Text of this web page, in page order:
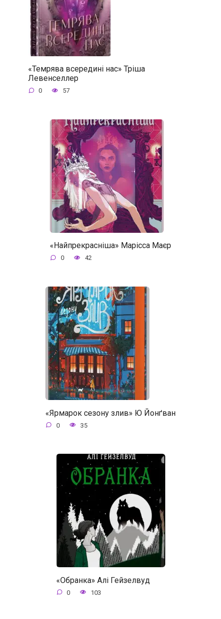
«Темрява всередині нас» Тріша
Левенселлер
0 57
«Найпрекрасніша» Марісса Маєр
0 42
«Ярмарок сезону злив» Ю Йонґван
0 35
«Обранка» Алі Гейзелвуд
0 103